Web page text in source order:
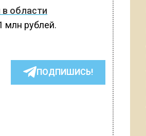
области
млн рублей.
ПОДПИШИСЬ!